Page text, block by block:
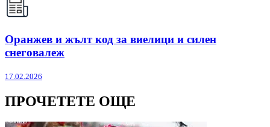
Оранжев и жълт код за виелици и силен
снеговалеж
17.02.2026
ПРОЧЕТЕТЕ ОЩЕ